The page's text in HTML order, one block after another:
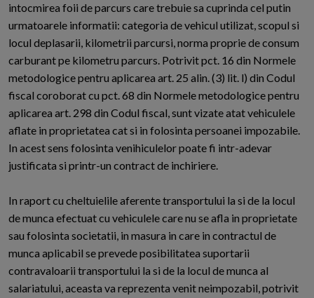
intocmirea foii de parcurs care trebuie sa cuprinda cel putin
urmatoarele informatii: categoria de vehicul utilizat, scopul si
locul deplasarii, kilometrii parcursi, norma proprie de consum
carburant pe kilometru parcurs. Potrivit pct. 16 din Normele
metodologice pentru aplicarea art. 25 alin. (3) lit. l) din Codul
fiscal coroborat cu pct. 68 din Normele metodologice pentru
aplicarea art. 298 din Codul fiscal, sunt vizate atat vehiculele
aflate in proprietatea cat si in folosinta persoanei impozabile.
In acest sens folosinta venihiculelor poate fi intr-adevar
justificata si printr-un contract de inchiriere.
In raport cu cheltuielile aferente transportului la si de la locul
de munca efectuat cu vehiculele care nu se afla in proprietate
sau folosinta societatii, in masura in care in contractul de
munca aplicabil se prevede posibilitatea suportarii
contravaloarii transportului la si de la locul de munca al
salariatului, aceasta va reprezenta venit neimpozabil, potrivit